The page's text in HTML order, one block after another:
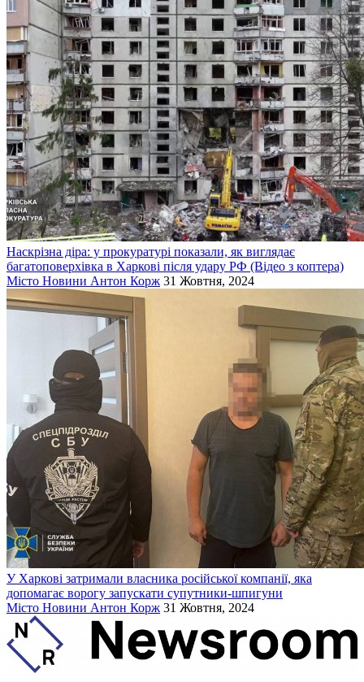
Наскрізна діра: у прокуратурі показали, як виглядає
багатоповерхівка в Харкові після удару РФ (Відео з коптера)
Місто Новини Антон Корж 31 Жовтня, 2024
У Харкові затримали власника російської компанії, яка
допомагає ворогу запускати супутники-шпигуни
Місто Новини Антон Корж 31 Жовтня, 2024